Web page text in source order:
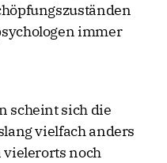
immer
scheint sich die
vielfach anders
vielerorts noch